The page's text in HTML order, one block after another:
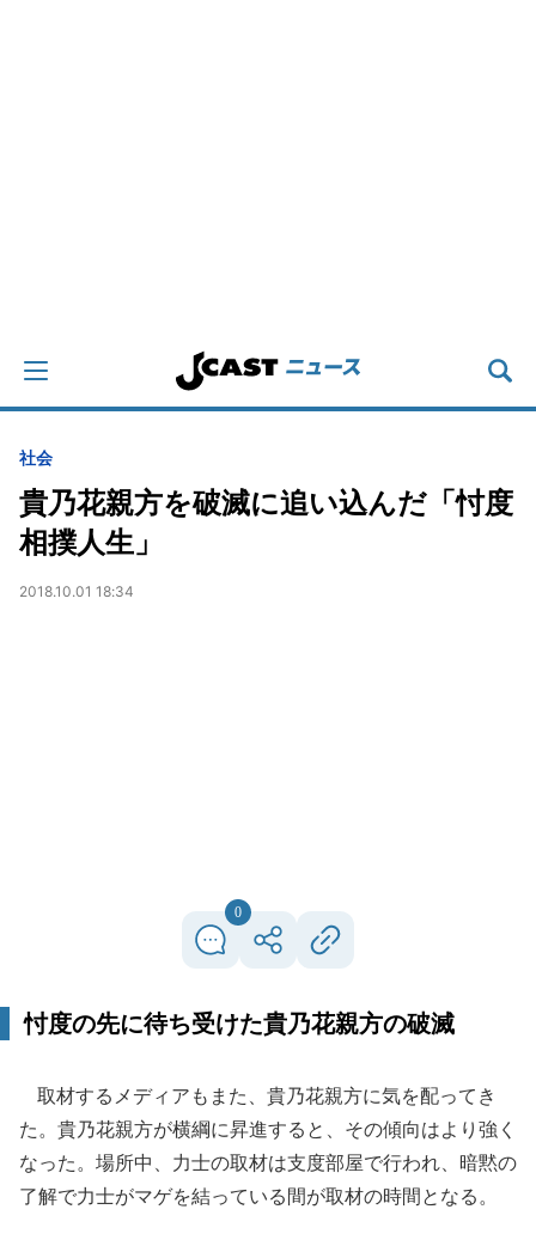
社会
貴乃花親方を破滅に追い込んだ「忖度
相撲人生」
2018.10.01 18:34
0
忖度の先に待ち受けた貴乃花親方の破滅
取材するメディアもまた、貴乃花親方に気を配ってき
た。貴乃花親方が横綱に昇進すると、その傾向はより強く
なった。場所中、力士の取材は支度部屋で行われ、暗黙の
了解で力士がマゲを結っている間が取材の時間となる。